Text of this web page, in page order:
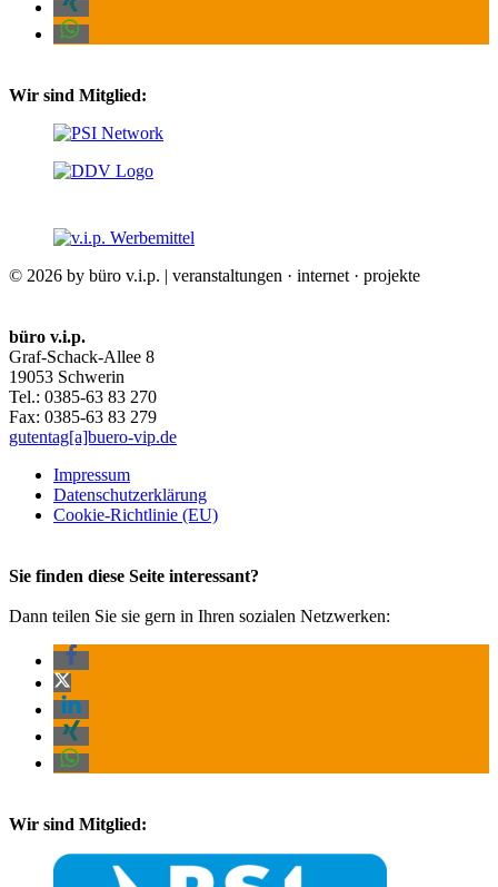
Wir sind Mitglied:
© 2026 by büro v.i.p. | veranstaltungen · internet · projekte
büro v.i.p.
Graf-Schack-Allee 8
19053 Schwerin
Tel.: 0385-63 83 270
Fax: 0385-63 83 279
gutentag[a]buero-vip.de
Impressum
Datenschutz­erklärung
Cookie-Richtlinie (EU)
Sie finden diese Seite interessant?
Dann teilen Sie sie gern in Ihren sozialen Netzwerken:
Wir sind Mitglied: